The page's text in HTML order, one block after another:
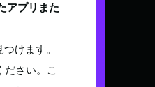
アプリまた
けます。
ださい。こ